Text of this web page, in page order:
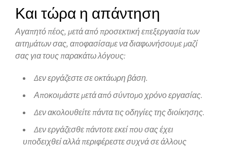
Και τώρα η απάντηση
Αγαπητό πέος, μετά από προσεκτική επεξεργασία των
αιτημάτων σας, αποφασίσαμε να διαφωνήσουμε μαζί
σας για τους παρακάτω λόγους:
Δεν εργάζεστε σε οκτάωρη βάση.
Αποκοιμάστε μετά από σύντομο χρόνο εργασίας.
Δεν ακολουθείτε πάντα τις οδηγίες της διοίκησης.
Δεν εργάζεσθε πάντοτε εκεί που σας έχει
υποδειχθεί αλλά περιφέρεστε συχνά σε άλλους